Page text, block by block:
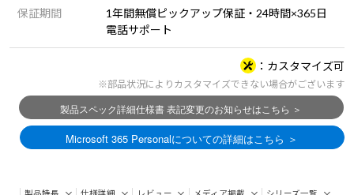
保証期間
1年間無償ピックアップ保証・24時間×365日
電話サポート
カスタマイズ可
※部品状況によりカスタマイズできない場合がございます